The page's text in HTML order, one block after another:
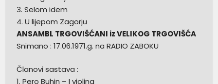
3. Selom idem
4. U lijepom Zagorju
ANSAMBL TRGOVIŠĆANI iz VELIKOG TRGOVIŠĆA
Snimano : 17.06.1971.g. na RADIO ZABOKU
Članovi sastava :
1. Pero Buhin – I violina